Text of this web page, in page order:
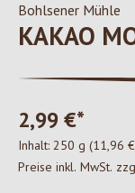
Bohlsener Mühle
KAKAO
2,99 €*
Inhalt: 250 g (11,96
Preise inkl. MwSt.